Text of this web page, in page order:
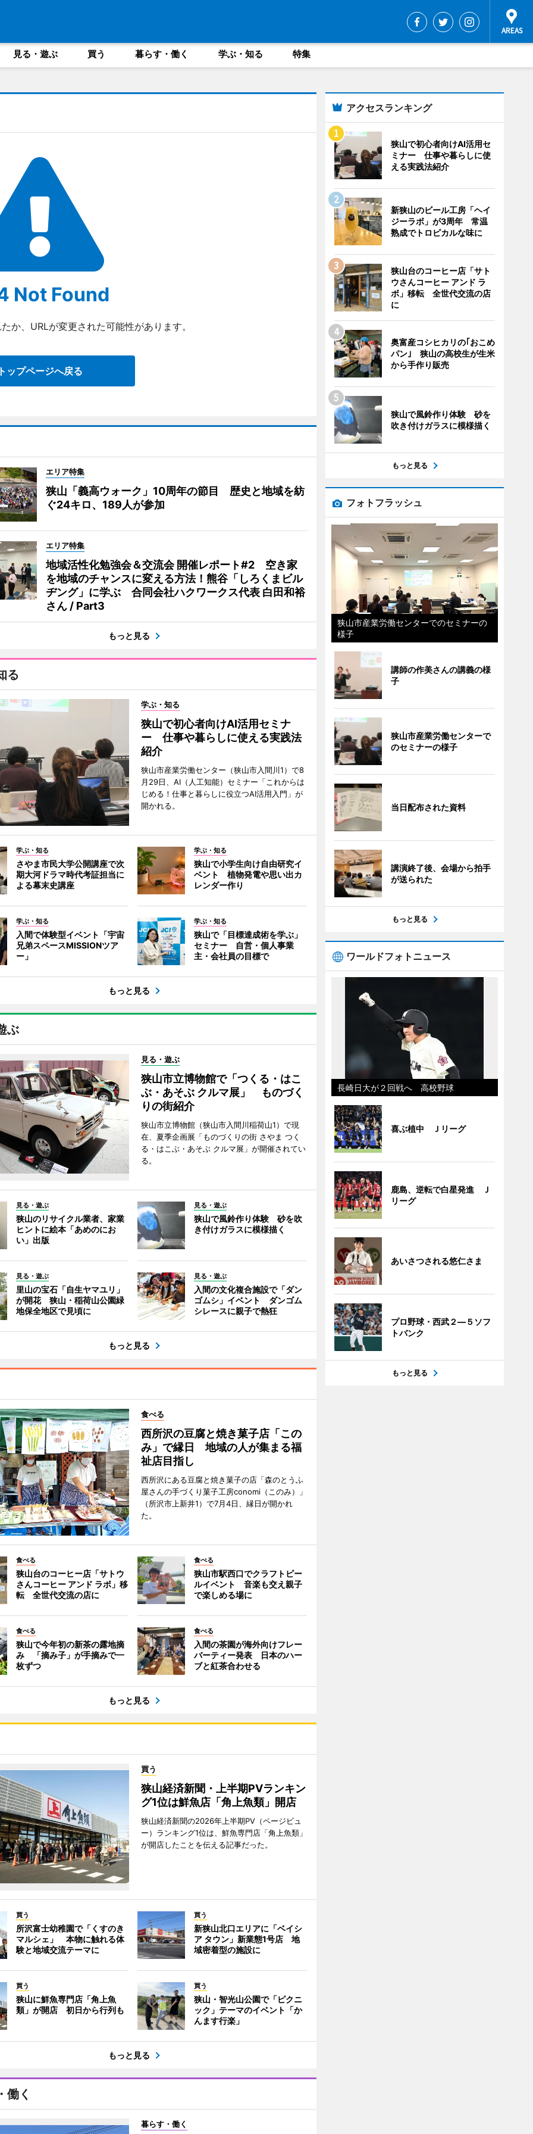
見る・遊ぶ 買う 暮らす・働く 学ぶ・知る 特集
Not Found
か、URLが変更された可能性があります。
ップページへ戻る
エリア特集
狭山「義高ウォーク」10周年の節目 歴史と地域を紡
ぐ24キロ、189人が参加
エリア特集
地域活性化勉強会＆交流会 開催レポート#2 空き家
を地域のチャンスに変える方法！熊谷「しろくまビル
ヂング」に学ぶ 合同会社ハクワークス代表 白田和裕
さん / Part3
もっと見る
る
学ぶ・知る
狭山で初心者向けAI活用セミナ
ー 仕事や暮らしに使える実践法
紹介
狭山市産業労働センター（狭山市入間川1）で8
月29日、AI（人工知能）セミナー「これからは
じめる！仕事と暮らしに役立つAI活用入門」が
開かれる。
学ぶ・知る
さやま市民大学公開講座で次
期大河ドラマ時代考証担当に
よる幕末史講座
学ぶ・知る
狭山で小学生向け自由研究イ
ベント 植物発電や思い出カ
レンダー作り
学ぶ・知る
入間で体験型イベント「宇宙
兄弟スペースMISSIONツア
ー」
学ぶ・知る
狭山で「目標達成術を学ぶ」
セミナー 自営・個人事業
主・会社員の目標で
もっと見る
ぶ
見る・遊ぶ
狭山市立博物館で「つくる・はこ
ぶ・あそぶ クルマ展」 ものづく
りの街紹介
狭山市立博物館（狭山市入間川稲荷山1）で現
在、夏季企画展「ものづくりの街 さやま つく
る・はこぶ・あそぶ クルマ展」が開催されてい
る。
見る・遊ぶ
狭山のリサイクル業者、家業
ヒントに絵本「あめのにお
い」出版
見る・遊ぶ
狭山で風鈴作り体験 砂を吹
き付けガラスに模様描く
見る・遊ぶ
里山の宝石「自生ヤマユリ」
が開花 狭山・稲荷山公園緑
地保全地区で見頃に
見る・遊ぶ
入間の文化複合施設で「ダン
ゴムシ」イベント ダンゴム
シレースに親子で熱狂
もっと見る
食べる
西所沢の豆腐と焼き菓子店「この
み」で縁日 地域の人が集まる福
祉店目指し
西所沢にある豆腐と焼き菓子の店「森のとうふ
屋さんの手づくり菓子工房conomi（このみ）」
（所沢市上新井1）で7月4日、縁日が開かれ
た。
食べる
狭山台のコーヒー店「サトウ
さんコーヒー アンド ラボ」移
転 全世代交流の店に
食べる
狭山市駅西口でクラフトビー
ルイベント 音楽も交え親子
で楽しめる場に
食べる
狭山で今年初の新茶の露地摘
み 「摘み子」が手摘みで一
枚ずつ
食べる
入間の茶園が海外向けフレー
バーティー発表 日本のハー
ブと紅茶合わせる
もっと見る
買う
狭山経済新聞・上半期PVランキン
グ1位は鮮魚店「角上魚類」開店
狭山経済新聞の2026年上半期PV（ページビュ
ー）ランキング1位は、鮮魚専門店「角上魚類」
が開店したことを伝える記事だった。
買う
所沢富士幼稚園で「くすのき
マルシェ」 本物に触れる体
験と地域交流テーマに
買う
新狭山北口エリアに「ベイシ
ア タウン」新業態1号店 地
域密着型の施設に
買う
狭山に鮮魚専門店「角上魚
類」が開店 初日から行列も
買う
狭山・智光山公園で「ピクニ
ック」テーマのイベント「か
んます行楽」
もっと見る
働く
暮らす・働く
アクセスランキング
狭山で初心者向けAI活用セ
ミナー 仕事や暮らしに使
える実践法紹介
新狭山のビール工房「ヘイ
ジーラボ」が3周年 常温
熟成でトロピカルな味に
狭山台のコーヒー店「サト
ウさんコーヒー アンド ラ
ボ」移転 全世代交流の店
に
奥富産コシヒカリの｢おこめ
パン｣ 狭山の高校生が生米
から手作り販売
狭山で風鈴作り体験 砂を
吹き付けガラスに模様描く
もっと見る
フォトフラッシュ
狭山市産業労働センターでのセミナーの
様子
講師の作美さんの講義の様
子
狭山市産業労働センターで
のセミナーの様子
当日配布された資料
講演終了後、会場から拍手
が送られた
もっと見る
ワールドフォトニュース
長崎日大が２回戦へ 高校野球
喜ぶ植中 Ｊリーグ
鹿島、逆転で白星発進 Ｊ
リーグ
あいさつされる悠仁さま
プロ野球・西武２―５ソフ
トバンク
もっと見る